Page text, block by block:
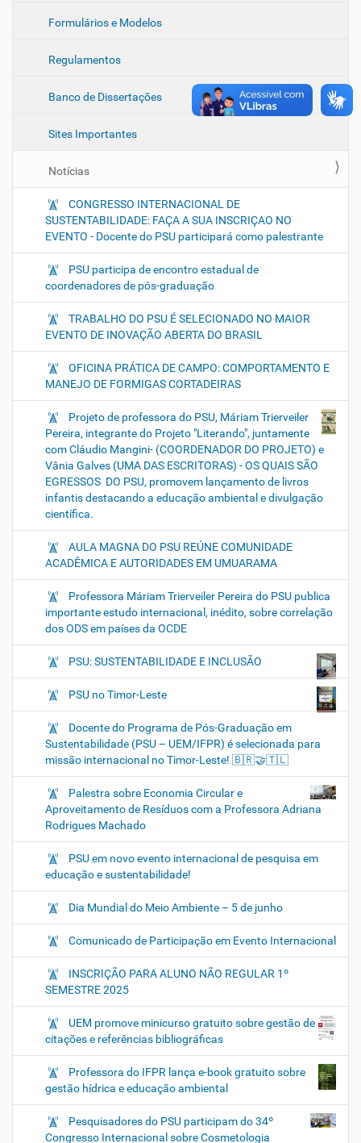
Formulários e Modelos
Regulamentos
Banco de Dissertações
Sites Importantes
Notícias
CONGRESSO INTERNACIONAL DE
SUSTENTABILIDADE: FAÇA A SUA INSCRIÇAO NO
EVENTO - Docente do PSU participará como palestrante
PSU participa de encontro estadual de
coordenadores de pós-graduação
TRABALHO DO PSU É SELECIONADO NO MAIOR
EVENTO DE INOVAÇÃO ABERTA DO BRASIL
OFICINA PRÁTICA DE CAMPO: COMPORTAMENTO E
MANEJO DE FORMIGAS CORTADEIRAS
Projeto de professora do PSU, Máriam Trierveiler
Pereira, integrante do Projeto "Literando", juntamente
com Cláudio Mangini- (COORDENADOR DO PROJETO) e
Vânia Galves (UMA DAS ESCRITORAS) - OS QUAIS SÃO
EGRESSOS DO PSU, promovem lançamento de livros
infantis destacando a educação ambiental e divulgação
científica.
AULA MAGNA DO PSU REÚNE COMUNIDADE
ACADÊMICA E AUTORIDADES EM UMUARAMA
Professora Máriam Trierveiler Pereira do PSU publica
importante estudo internacional, inédito, sobre correlação
dos ODS em países da OCDE
PSU: SUSTENTABILIDADE E INCLUSÃO
PSU no Timor-Leste
Docente do Programa de Pós-Graduação em
Sustentabilidade (PSU – UEM/IFPR) é selecionada para
missão internacional no Timor-Leste! 🇧🇷🤝🇹🇱
Palestra sobre Economia Circular e
Aproveitamento de Resíduos com a Professora Adriana
Rodrigues Machado
PSU em novo evento internacional de pesquisa em
educação e sustentabilidade!
Dia Mundial do Meio Ambiente – 5 de junho
Comunicado de Participação em Evento Internacional
INSCRIÇÃO PARA ALUNO NÃO REGULAR 1º
SEMESTRE 2025
UEM promove minicurso gratuito sobre gestão de
citações e referências bibliográficas
Professora do IFPR lança e-book gratuito sobre
gestão hídrica e educação ambiental
Pesquisadores do PSU participam do 34º
Congresso Internacional sobre Cosmetologia